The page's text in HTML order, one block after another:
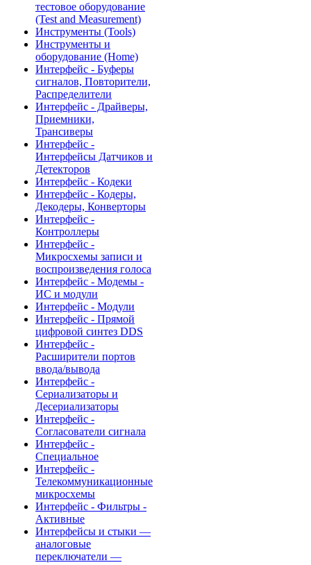
тестовое оборудование
(Test and Measurement)
Инструменты (Tools)
Инструменты и
оборудование (Home)
Интерфейс - Буферы
сигналов, Повторители,
Распределители
Интерфейс - Драйверы,
Приемники,
Трансиверы
Интерфейс -
Интерфейсы Датчиков и
Детекторов
Интерфейс - Кодеки
Интерфейс - Кодеры,
Декодеры, Конверторы
Интерфейс -
Контроллеры
Интерфейс -
Микросхемы записи и
воспроизведения голоса
Интерфейс - Модемы -
ИС и модули
Интерфейс - Модули
Интерфейс - Прямой
цифровой синтез DDS
Интерфейс -
Расширители портов
ввода/вывода
Интерфейс -
Сериализаторы и
Десериализаторы
Интерфейс -
Согласователи сигнала
Интерфейс -
Специальное
Интерфейс -
Телекоммуникационные
микросхемы
Интерфейс - Фильтры -
Активные
Интерфейсы и стыки —
аналоговые
переключатели —